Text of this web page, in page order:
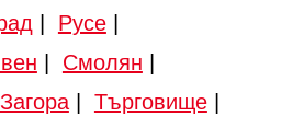
Русе|
Смолян
| Търговище|